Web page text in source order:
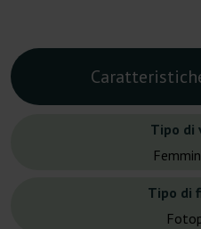
Tipo di
Tipo di